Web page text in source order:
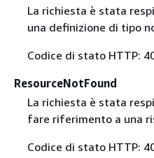
La richiesta è stata
una definizione di tipo
Codice di stato HTTP:
ResourceNotFound
La richiesta è stata
fare riferimento a una
Codice di stato HTTP: